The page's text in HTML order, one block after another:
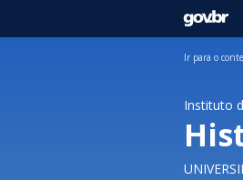
GOVBR
Ir para o
Instituto